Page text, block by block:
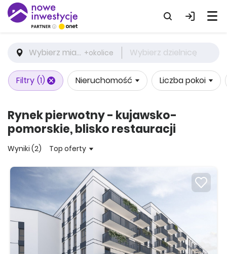
Wybierz miasto +okolice Wybierz dzielnicę
Filtry (1) Nieruchomość Liczba pokoi
Rynek pierwotny - kujawsko-
pomorskie, blisko restauracji
Wyniki (2) Top oferty